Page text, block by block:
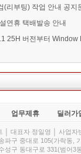
(리부팅) 작업 안내 공지
연휴 택배발송 안내
업무제휴 딜러가
│ 대표자 정일영 │ 사업
파구 중대로 105(가락동,
성구 동대구로 331(범어3